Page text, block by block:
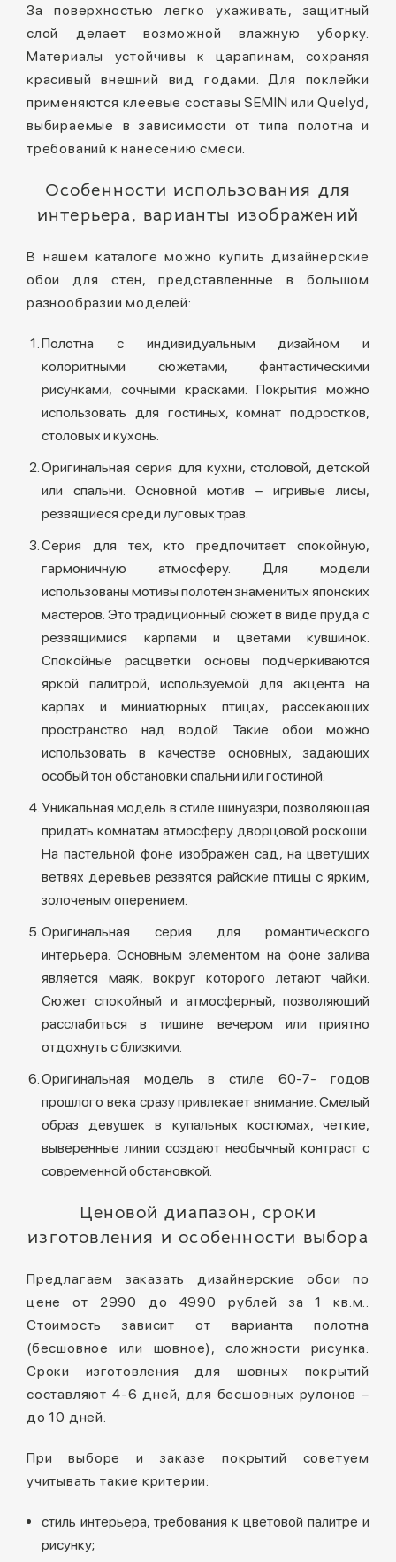
За поверхностью легко ухаживать, защитный
слой делает возможной влажную уборку.
Материалы устойчивы к царапинам, сохраняя
красивый внешний вид годами. Для поклейки
применяются клеевые составы SEMIN или Quelyd,
выбираемые в зависимости от типа полотна и
требований к нанесению смеси.
Особенности использования для
интерьера, варианты изображений
В нашем каталоге можно купить дизайнерские
обои для стен, представленные в большом
разнообразии моделей:
Полотна с индивидуальным дизайном и
колоритными сюжетами, фантастическими
рисунками, сочными красками. Покрытия можно
использовать для гостиных, комнат подростков,
столовых и кухонь.
Оригинальная серия для кухни, столовой, детской
или спальни. Основной мотив – игривые лисы,
резвящиеся среди луговых трав.
Серия для тех, кто предпочитает спокойную,
гармоничную атмосферу. Для модели
использованы мотивы полотен знаменитых японских
мастеров. Это традиционный сюжет в виде пруда с
резвящимися карпами и цветами кувшинок.
Спокойные расцветки основы подчеркиваются
яркой палитрой, используемой для акцента на
карпах и миниатюрных птицах, рассекающих
пространство над водой. Такие обои можно
использовать в качестве основных, задающих
особый тон обстановки спальни или гостиной.
Уникальная модель в стиле шинуазри, позволяющая
придать комнатам атмосферу дворцовой роскоши.
На пастельной фоне изображен сад, на цветущих
ветвях деревьев резвятся райские птицы с ярким,
золоченым оперением.
Оригинальная серия для романтического
интерьера. Основным элементом на фоне залива
является маяк, вокруг которого летают чайки.
Сюжет спокойный и атмосферный, позволяющий
расслабиться в тишине вечером или приятно
отдохнуть с близкими.
Оригинальная модель в стиле 60-7- годов
прошлого века сразу привлекает внимание. Смелый
образ девушек в купальных костюмах, четкие,
выверенные линии создают необычный контраст с
современной обстановкой.
Ценовой диапазон, сроки
изготовления и особенности выбора
Предлагаем заказать дизайнерские обои по
цене от 2990 до 4990 рублей за 1 кв.м..
Стоимость зависит от варианта полотна
(бесшовное или шовное), сложности рисунка.
Сроки изготовления для шовных покрытий
составляют 4-6 дней, для бесшовных рулонов –
до 10 дней.
При выборе и заказе покрытий советуем
учитывать такие критерии:
стиль интерьера, требования к цветовой палитре и
рисунку;